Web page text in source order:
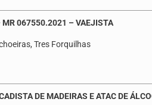
MR 067550.2021 – VAEJISTA
Tres Forquilhas
DE MADEIRAS E ATAC DE